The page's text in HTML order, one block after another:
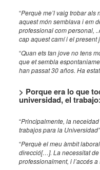
“Perquè me’l vaig trobar als
aquest món semblava i em
professional com personal,
cap aquest camí i el present
“Quan ets tan jove no tens
que et sembla
han passat 30 años. Ha
> Porque era lo que
universidad, el trabajo:
“Principalmente, la
trabajos para la Universidad”
“Perquè el meu àmbit
direcció[…]. La necessitat
professionalment, i l’accés